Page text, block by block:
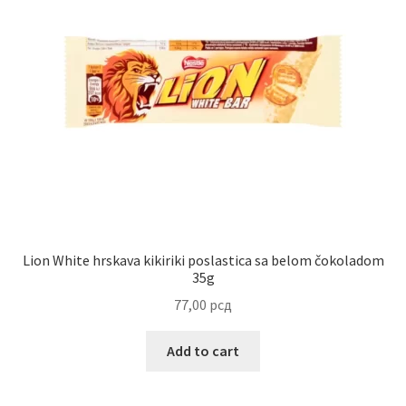
Lion White hrskava kikiriki poslastica sa belom čokoladom
35g
77,00 рсд
Add to cart